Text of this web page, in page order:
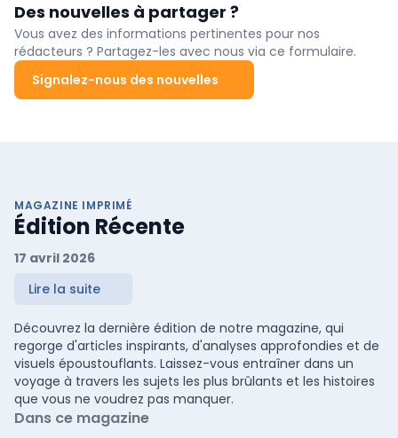
Des nouvelles à partager ?
Vous avez des informations pertinentes pour nos
rédacteurs ? Partagez-les avec nous via ce formulaire.
Signalez-nous des nouvelles
MAGAZINE IMPRIMÉ
Édition Récente
17 avril 2026
Lire la suite
Découvrez la dernière édition de notre magazine, qui
regorge d'articles inspirants, d'analyses approfondies et de
visuels époustouflants. Laissez-vous entraîner dans un
voyage à travers les sujets les plus brûlants et les histoires
que vous ne voudrez pas manquer.
Dans ce magazine